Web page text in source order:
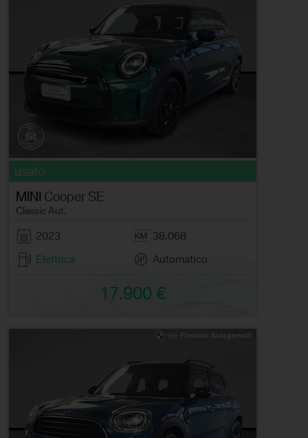
usato
MINI Cooper SE
Classic Aut.
2023
38.068
Elettrica
Automatico
17.900 €